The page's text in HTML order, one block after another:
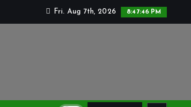
Fri. Aug 7th, 2026 8:47:47 PM